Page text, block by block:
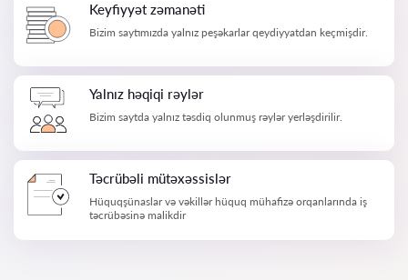
Keyfiyyət zəmanəti
Bizim saytımızda yalnız peşəkarlar qeydiyyatdan keçmişdir.
Yalnız həqiqi rəylər
Bizim saytda yalnız təsdiq olunmuş rəylər yerləşdirilir.
Təcrübəli mütəxəssislər
Hüquqşünaslar və vəkillər hüquq mühafizə orqanlarında iş
təcrübəsinə malikdir